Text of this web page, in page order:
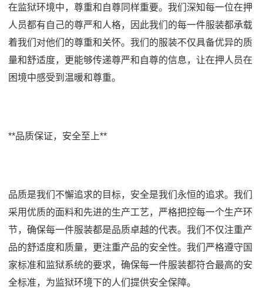
在监狱环境中，尊重和自尊同样重要。我们深知每一位在押
人员都有自己的尊严和人格，因此我们的每一件服装都承载
着我们对他们的尊重和关怀。我们的服装不仅具备优异的质
量和舒适度，更能够传递尊严和自尊的信息，让在押人员在
困境中感受到温暖和尊重。
**品质保证，安全至上**
品质是我们不懈追求的目标，安全是我们永恒的追求。我们
采用优质的面料和先进的生产工艺，严格把控每一个生产环
节，确保每一件服装都是品质卓越的代表。我们不仅注重产
品的舒适度和质量，更注重产品的安全性。我们严格遵守国
家标准和监狱系统的要求，确保每一件服装都符合最高的安
全标准，为监狱环境下的人们提供安全保障。